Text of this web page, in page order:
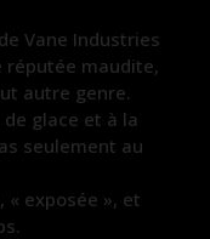
Vane Industries
réputée maudite,
autre genre.
glace et à la
seulement au
exposée », et